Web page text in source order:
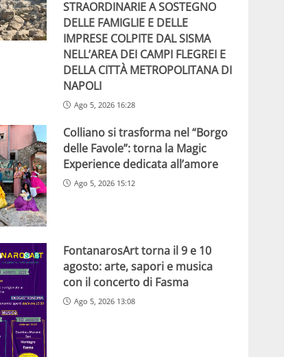
STRAORDINARIE A SOSTEGNO
DELLE FAMIGLIE E DELLE
IMPRESE COLPITE DAL SISMA
NELL’AREA DEI CAMPI FLEGREI E
DELLA CITTÀ METROPOLITANA DI
NAPOLI
Ago 5, 2026 16:28
Colliano si trasforma nel “Borgo
delle Favole”: torna la Magic
Experience dedicata all’amore
Ago 5, 2026 15:12
FontanarosArt torna il 9 e 10
agosto: arte, sapori e musica
con il concerto di Fasma
Ago 5, 2026 13:08